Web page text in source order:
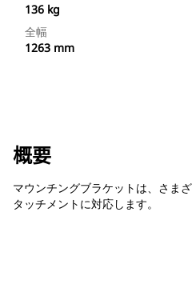
136 kg
全幅
1263 mm
概要
マウンチングブラケットは、さま
タッチメントに対応します。